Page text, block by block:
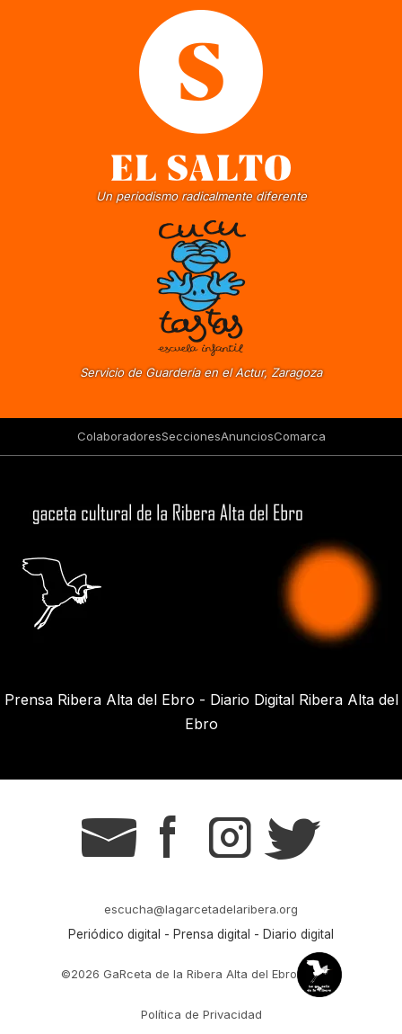
Un periodismo radicalmente diferente
Servicio de Guardería en el Actur, Zaragoza
ColaboradoresSeccionesAnunciosComarca
Prensa Ribera Alta del Ebro - Diario Digital Ribera Alta del
Ebro
g s t r
escucha@lagarcetadelaribera.org
Periódico digital - Prensa digital - Diario digital
©2026 GaRceta de la Ribera Alta del Ebro
Política de Privacidad